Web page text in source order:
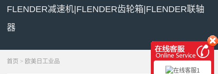
FLENDER减速机|FLENDER齿轮箱|FLENDER联轴
器
展开菜单
首页 > 欧美日工业品